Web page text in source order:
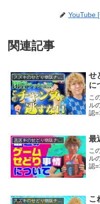
YouTube
関連記事
スズキのせどり物販チャンネル
せ
に
こ
ル
認
スズキのせどり物販チャンネル 最
こ
ル
認
こ